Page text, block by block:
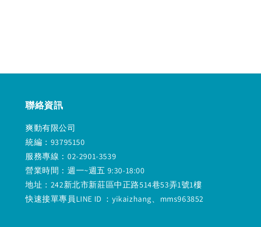
聯絡資訊
爽動有限公司
統編：93795150
服務專線：02-2901-3539
營業時間：週一~週五 9:30-18:00
地址：242新北市新莊區中正路514巷53弄1號1樓
快速接單專員LINE ID ：yikaizhang、mms963852